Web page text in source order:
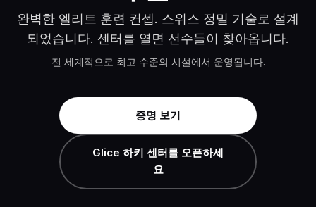
완벽한 엘리트 훈련 컨셉. 스위스 정밀 기술로 설계
되었습니다. 센터를 열면 선수들이 찾아옵니다.
전 세계적으로 최고 수준의 시설에서 운영됩니다.
증명 보기
Glice 하키 센터를 오픈하세
요